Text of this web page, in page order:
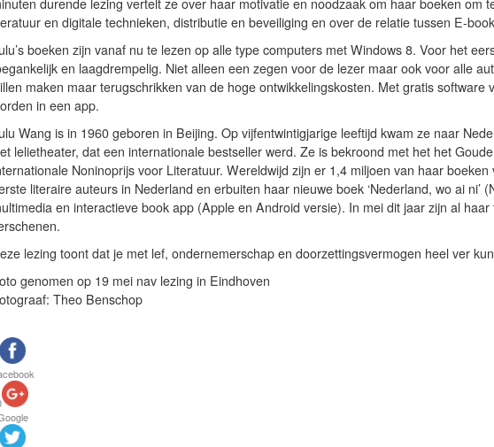
durende lezing vertelt ze over haar motivatie en noodzaak om haar boeken om
en digitale technieken, distributie en beveiliging en over de relatie tussen E-
boeken zijn vanaf nu te lezen op alle type computers met Windows 8. Voor het
en laagdrempelig. Niet alleen een zegen voor de lezer maar ook voor alle
maken maar terugschrikken van de hoge ontwikkelingskosten. Met gratis
in een app.
Wang is in 1960 geboren in Beijing. Op vijfentwintigjarige leeftijd kwam ze naar
lelietheater, dat een internationale bestseller werd. Ze is bekroond met het het
Noninoprijs voor Literatuur. Wereldwijd zijn er 1,4 miljoen van haar
literaire auteurs in Nederland en erbuiten haar nieuwe boek ‘Nederland, wo ai ni’
en interactieve book app (Apple en Android versie). In mei dit jaar zijn al
lezing toont dat je met lef, ondernemerschap en doorzettingsvermogen heel ver
genomen op 19 mei nav lezing in Eindhoven
Theo Benschop